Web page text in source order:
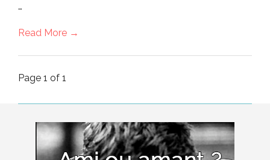
…
Read More →
Page 1 of 1